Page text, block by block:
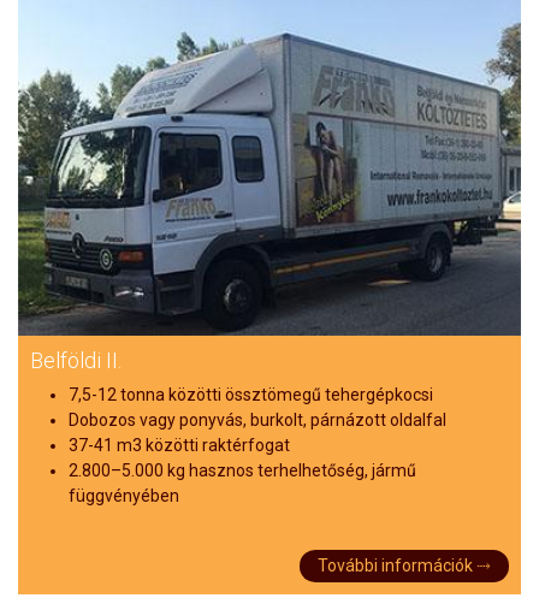
Belföldi II.
7,5-12 tonna közötti össztömegű tehergépkocsi
Dobozos vagy ponyvás, burkolt, párnázott oldalfal
37-41 m3 közötti raktérfogat
2.800–5.000 kg hasznos terhelhetőség, jármű
függvényében
További információk ⤑